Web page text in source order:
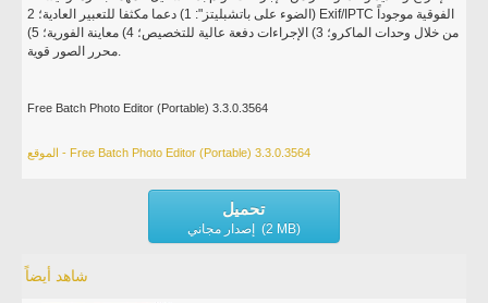
الضوء على باتشبليتز": 1) دعما مكثفا للتعبير العادية؛ 2) Exif/IPTC الفوقية موجوداً
من خلال وحدات الماكرو؛ 3) الإجراءات دفعة عالية للتخصيص؛ 4) معاينة الفورية؛ 5)
محرر الصور قوية.
Free Batch Photo Editor (Portable) 3.3.0.3564
الموقع - Free Batch Photo Editor (Portable) 3.3.0.3564
تحميل
إصدار مجاني (2 MB)
شاهد أيضاً